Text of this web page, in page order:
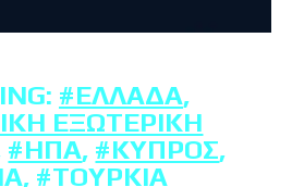
#ΕΛΛΆΔΑ,
ΕΞΩΤΕΡΙΚΉ
#ΗΠΑ, #ΚΎΠΡΟΣ,
, #ΤΟΥΡΚΊΑ